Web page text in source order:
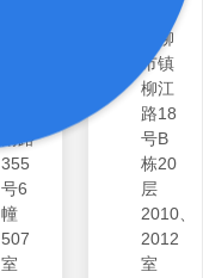
南路
355
号6
幢
507
室
市柳
市镇
柳江
路18
号B
栋20
层
2010、
2012
室